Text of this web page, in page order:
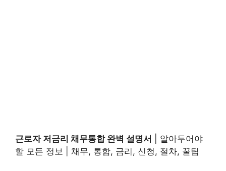
근로자 저금리 채무통합 완벽 설명서 | 알아두어야
할 모든 정보 | 채무, 통합, 금리, 신청, 절차, 꿀팁